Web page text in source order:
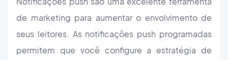
de marketing para aumentar o envolvimento de
seus leitores. As notificações push programadas
permitem que você configure a estratégia de